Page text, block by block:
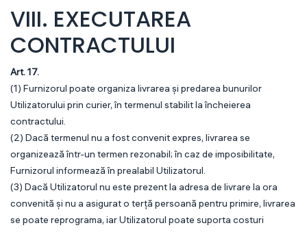
VIII. EXECUTAREA
CONTRACTULUI
Art. 17.
(1) Furnizorul poate organiza livrarea și predarea bunurilor
Utilizatorului prin curier, în termenul stabilit la încheierea
contractului.
(2) Dacă termenul nu a fost convenit expres, livrarea se
organizează într-un termen rezonabil; în caz de imposibilitate,
Furnizorul informează în prealabil Utilizatorul.
(3) Dacă Utilizatorul nu este prezent la adresa de livrare la ora
convenită și nu a asigurat o terță persoană pentru primire, livrarea
se poate reprograma, iar Utilizatorul poate suporta costuri